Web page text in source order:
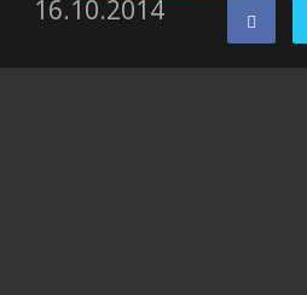
16.10.2014